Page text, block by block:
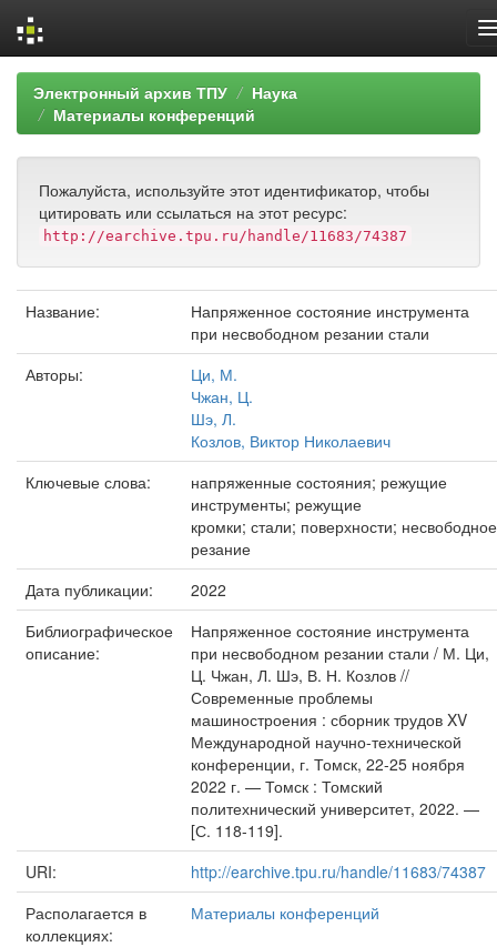
Skip
navigation
Электронный архив ТПУ
Наука
Материалы конференций
Пожалуйста, используйте этот идентификатор, чтобы
цитировать или ссылаться на этот ресурс:
http://earchive.tpu.ru/handle/11683/74387
Название:
Напряженное состояние инструмента
при несвободном резании стали
Авторы:
Ци, М.
Чжан, Ц.
Шэ, Л.
Козлов, Виктор Николаевич
Ключевые слова:
напряженные состояния; режущие
инструменты; режущие
кромки; стали; поверхности; несвободное
резание
Дата публикации:
2022
Библиографическое
описание:
Напряженное состояние инструмента
при несвободном резании стали / М. Ци,
Ц. Чжан, Л. Шэ, В. Н. Козлов //
Современные проблемы
машиностроения : сборник трудов XV
Международной научно-технической
конференции, г. Томск, 22-25 ноября
2022 г. — Томск : Томский
политехнический университет, 2022. —
[С. 118-119].
URI:
http://earchive.tpu.ru/handle/11683/74387
Располагается в
коллекциях:
Материалы конференций